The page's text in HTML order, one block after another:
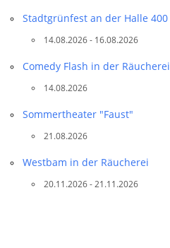
Stadtgrünfest an der Halle 400
14.08.2026 - 16.08.2026
Comedy Flash in der Räucherei
14.08.2026
Sommertheater "Faust"
21.08.2026
Westbam in der Räucherei
20.11.2026 - 21.11.2026